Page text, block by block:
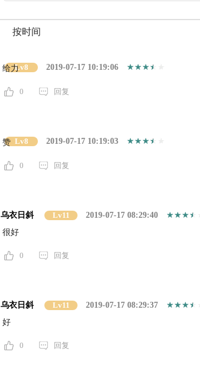
按时间
Lv8 2019-07-17 10:19:06
给力
0 回复
Lv8 2019-07-17 10:19:03
赞
0 回复
乌衣日斜 Lv11
2019-07-17 08:29:40
很好
0 回复
乌衣日斜 Lv11
2019-07-17 08:29:37
好
0 回复